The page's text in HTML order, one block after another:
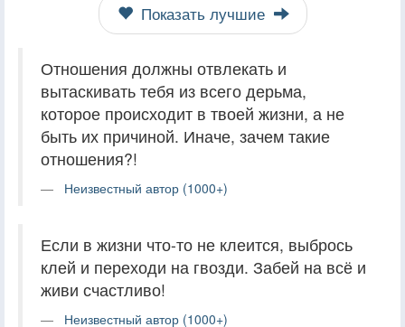
Показать лучшие
Отношения должны отвлекать и
вытаскивать тебя из всего дерьма,
которое происходит в твоей жизни, а не
быть их причиной. Иначе, зачем такие
отношения?!
Неизвестный автор (1000+)
Если в жизни что-то не клеится, выбрось
клей и переходи на гвозди. Забей на всё и
живи счастливо!
Неизвестный автор (1000+)